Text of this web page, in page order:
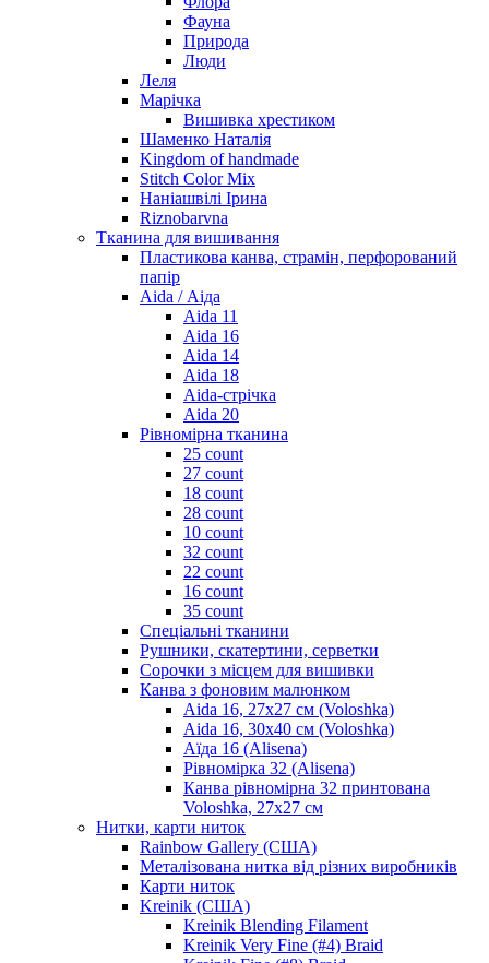
Фауна
Природа
Люди
Леля
Марічка
Вишивка хрестиком
Шаменко Наталія
Kingdom of handmade
Stitch Color Mix
Наніашвілі Ірина
Riznobarvna
Тканина для вишивання
Пластикова канва, страмін, перфорований
папір
Aida / Аіда
Aida 11
Aida 16
Aida 14
Aida 18
Aida-стрічка
Aida 20
Рівномірна тканина
25 count
27 count
18 count
28 count
10 count
32 count
22 count
16 count
35 count
Спеціальні тканини
Рушники, скатертини, серветки
Сорочки з місцем для вишивки
Канва з фоновим малюнком
Aida 16, 27х27 см (Voloshka)
Aida 16, 30х40 см (Voloshka)
Аїда 16 (Alisena)
Рівномірка 32 (Alisena)
Канва рівномірна 32 принтована
Voloshka, 27х27 см
Нитки, карти ниток
Rainbow Gallery (США)
Металізована нитка від різних виробників
Карти ниток
Kreinik (США)
Kreinik Blending Filament
Kreinik Very Fine (#4) Braid